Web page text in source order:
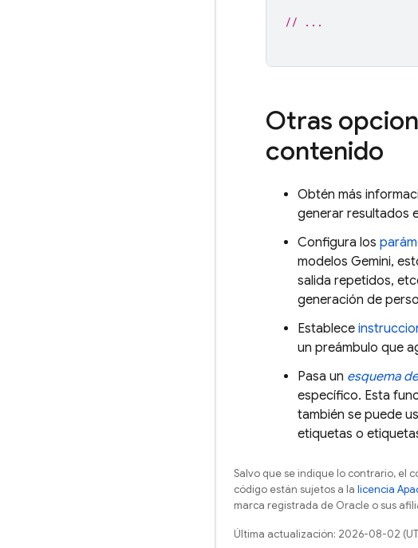
// ...
Otras
contenido
Obtén más
generar resultados
Configura los
modelos Gemini,
salida repetidos,
generación de
Establece
un preámbulo que
Pasa un esquema
específico. Esta
también se puede
etiquetas o
Salvo que se indique lo contrario, el
código están sujetos a la licencia
marca registrada de Oracle o sus
Última actualización: 2026-08-02